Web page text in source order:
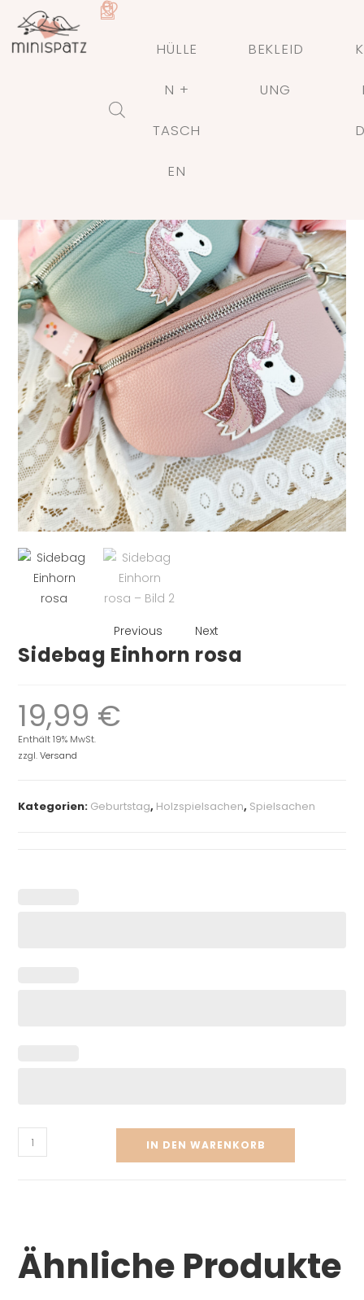
HÜLLE
N +
TASCH
EN
BEKLEID
UNG
Previous Next
Sidebag Einhorn rosa
19,99 €
Enthält 19% MwSt.
zzgl.Versand
Kategorien: Geburtstag, Holzspielsachen, Spielsachen
IN DEN WARENKORB
Ähnliche Produkte